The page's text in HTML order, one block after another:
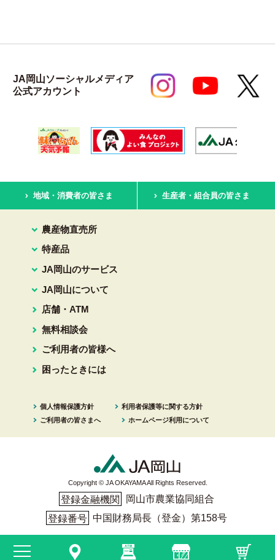
JA岡山ソーシャルメディア
公式アカウント
地域・消費者の皆さま 生産者・組合員の皆さま
農産物直売所
特産品
JA岡山のサービス
JA岡山について
店舗・ATM
無料相談会
ご利用者の皆様へ
困ったときには
個人情報保護方針
利用者保護等に関する方針
ご利用者の皆さまへ
ホームページ利用について
Copyright © JA OKAYAMA All Rights Reserved.
登録金融機関
岡山市農業協同組合
登録番号 中国財務局長（登金）第158号